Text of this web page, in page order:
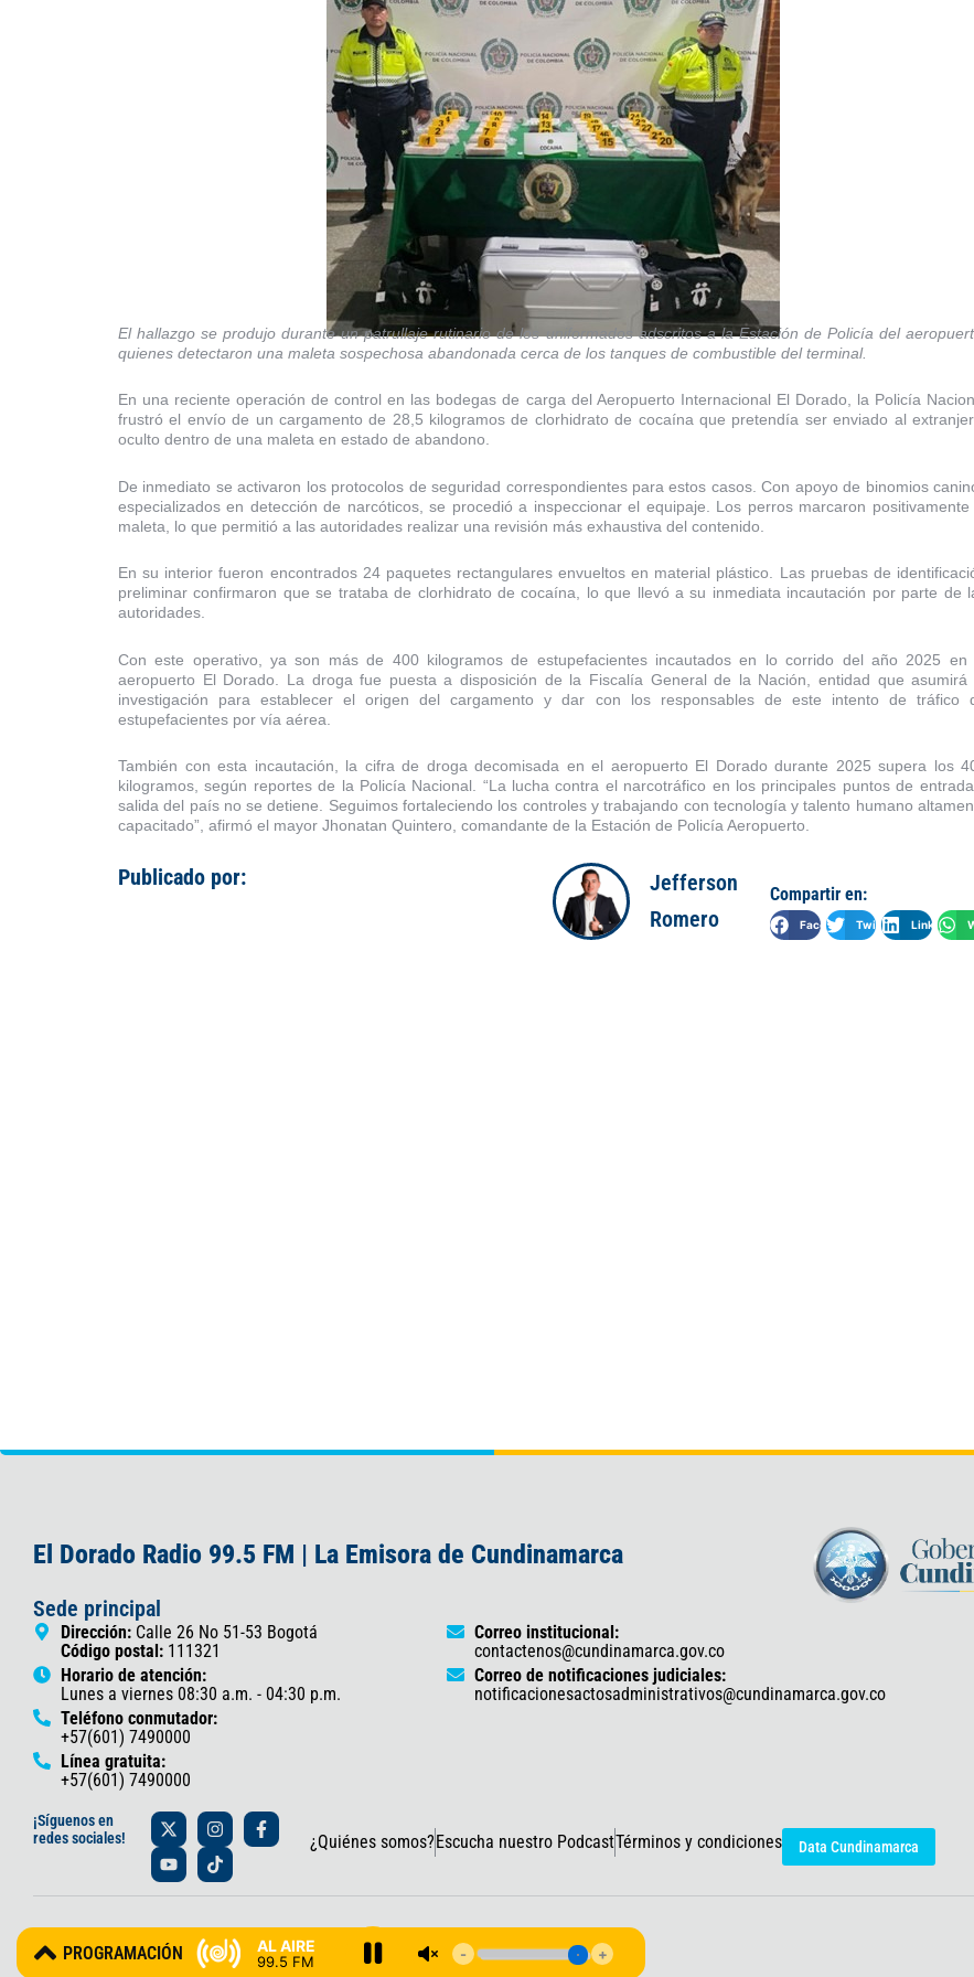
El hallazgo se produjo durante un patrullaje rutinario de los uniformados adscritos a la Estación de Policía del
quienes detectaron una maleta sospechosa abandonada cerca de los tanques de combustible del terminal.
En una reciente operación de control en las bodegas de carga del Aeropuerto Internacional El Dorado, la Policía
frustró el envío de un cargamento de 28,5 kilogramos de clorhidrato de cocaína que pretendía ser enviado al
oculto dentro de una maleta en estado de abandono.
De inmediato se activaron los protocolos de seguridad correspondientes para estos casos. Con apoyo de binomios
especializados en detección de narcóticos, se procedió a inspeccionar el equipaje. Los perros marcaron positivamente
maleta, lo que permitió a las autoridades realizar una revisión más exhaustiva del contenido.
En su interior fueron encontrados 24 paquetes rectangulares envueltos en material plástico. Las pruebas de
preliminar confirmaron que se trataba de clorhidrato de cocaína, lo que llevó a su inmediata incautación por parte de
autoridades.
Con este operativo, ya son más de 400 kilogramos de estupefacientes incautados en lo corrido del año 2025 en
aeropuerto El Dorado. La droga fue puesta a disposición de la Fiscalía General de la Nación, entidad que asumirá
investigación para establecer el origen del cargamento y dar con los responsables de este intento de tráfico
estupefacientes por vía aérea.
También con esta incautación, la cifra de droga decomisada en el aeropuerto El Dorado durante 2025 supera los
kilogramos, según reportes de la Policía Nacional. “La lucha contra el narcotráfico en los principales puntos de
salida del país no se detiene. Seguimos fortaleciendo los controles y trabajando con tecnología y talento humano
capacitado”, afirmó el mayor Jhonatan Quintero, comandante de la Estación de Policía Aeropuerto.
Publicado por:
Jefferson
Romero
Compartir en:
Facebook Twitter LinkedIn
El Dorado Radio 99.5 FM | La Emisora de Cundinamarca
Sede principal
Dirección: Calle 26 No 51-53 Bogotá
Código postal: 111321
Horario de atención:
Lunes a viernes 08:30 a.m. - 04:30 p.m.
Teléfono conmutador:
+57(601) 7490000
Línea gratuita:
+57(601) 7490000
Correo institucional:
contactenos@cundinamarca.gov.co
Correo de notificaciones judiciales:
notificacionesactosadministrativos@cundinamarca.gov.co
AL AIRE
99.5 FM
¡Síguenos en
redes sociales!
X
-
t
w
i
t
e
r
I
n
s
t
a
r
a
m
F
a
c
o
k
-
Y
o
u
t
u
e
T
i
k
t
o
¿Quiénes somos?Escucha nuestro PodcastTérminos y condiciones Data Cundinamarca
© 2025 Gobernación de Cundinamarca – Oficina de Prensa y Comunicaciones
PROGRAMACIÓN